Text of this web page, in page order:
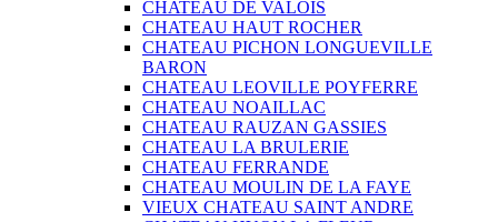
CHATEAU DE VALOIS
CHATEAU HAUT ROCHER
CHATEAU PICHON LONGUEVILLE
BARON
CHATEAU LEOVILLE POYFERRE
CHATEAU NOAILLAC
CHATEAU RAUZAN GASSIES
CHATEAU LA BRULERIE
CHATEAU FERRANDE
CHATEAU MOULIN DE LA FAYE
VIEUX CHATEAU SAINT ANDRE